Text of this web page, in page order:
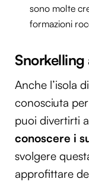
sono molte
formazioni
Snorkelling
Anche l’isola
conosciuta
puoi divertirti
conoscere i
svolgere
approfittare